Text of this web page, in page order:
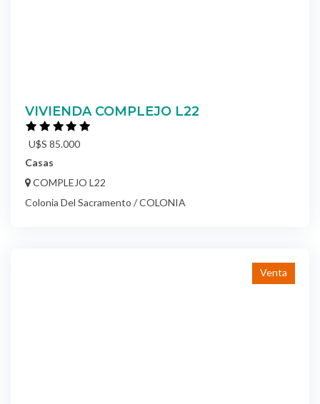
VIVIENDA COMPLEJO L22
U$S 85.000
Casas
COMPLEJO L22
Colonia Del Sacramento / COLONIA
Venta